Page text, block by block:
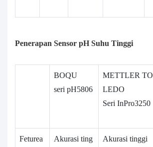
Penerapan Sensor pH Suhu Tinggi
BOQU
seri pH5806
METTLER TO
LEDO
Seri InPro3250
Feturea
Akurasi ting
Akurasi tinggi